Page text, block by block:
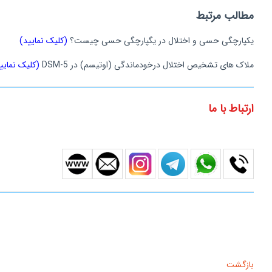
مطالب مرتبط
یکپارچگی حسی و اختلال در یگپارچگی حسی چیست؟ (کلیک نمایید)
ملاک های تشخیص اختلال درخودماندگی (اوتیسم) در DSM-5
(کلیک
ارتباط با ما
بازگشت